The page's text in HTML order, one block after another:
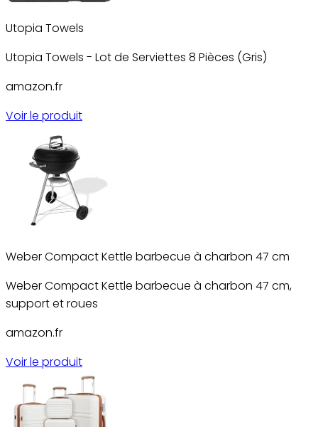
Utopia Towels
Utopia Towels - Lot de Serviettes 8 Pièces (Gris)
amazon.fr
Voir le produit
Weber Compact Kettle barbecue à charbon 47 cm
Weber Compact Kettle barbecue à charbon 47 cm,
support et roues
amazon.fr
Voir le produit